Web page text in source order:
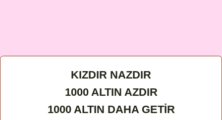
KIZDIR NAZDIR
1000 ALTIN AZDIR
1000 ALTIN DAHA GETİR